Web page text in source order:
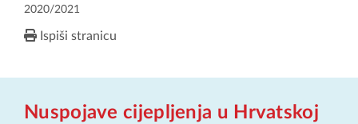
2020/2021
Ispiši stranicu
Nuspojave cijepljenja u Hrvatskoj